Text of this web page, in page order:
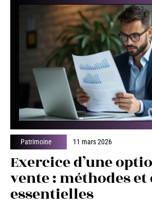
Patrimoine 11 mars 2026
Exercice d’une
vente : méthodes et
essentielles